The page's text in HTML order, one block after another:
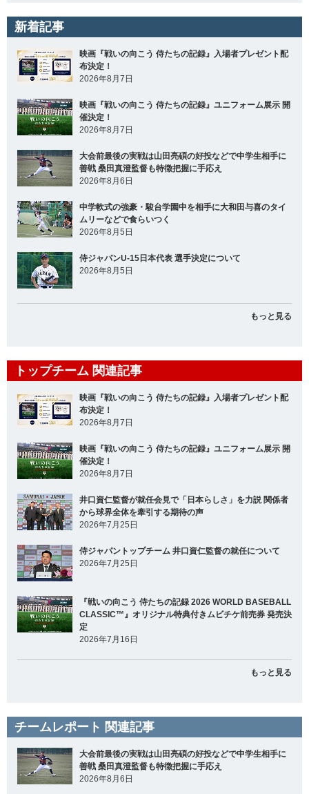
新着記事
映画『戦いの向こう 侍たちの記録』入場者プレゼント配
布決定！
2026年8月7日
映画『戦いの向こう 侍たちの記録』ユニフォーム展示 開
催決定！
2026年8月7日
大会前最後の実戦は山田亮碩の好投などで中学生相手に
善戦 桑田真澄監督も特徴把握に手応え
2026年8月6日
中学軟式の強豪・駿台学園中を相手に大和田与喜のタイ
ムリーなどで食らいつく
2026年8月5日
侍ジャパンU-15日本代表 選手決定について
2026年8月5日
もっと見る
トップチーム 関連記事
映画『戦いの向こう 侍たちの記録』入場者プレゼント配
布決定！
2026年8月7日
映画『戦いの向こう 侍たちの記録』ユニフォーム展示 開
催決定！
2026年8月7日
井口資仁監督が就任会見で「日本らしさ」を力説 関係者
から球界全体を牽引する期待の声
2026年7月25日
侍ジャパントップチーム 井口資仁監督の就任について
2026年7月25日
『戦いの向こう 侍たちの記録 2026 WORLD BASEBALL
CLASSIC™』オリジナル特典付きムビチケ前売券 発売決
定
2026年7月16日
もっと見る
チームレポート 関連記事
大会前最後の実戦は山田亮碩の好投などで中学生相手に
善戦 桑田真澄監督も特徴把握に手応え
2026年8月6日